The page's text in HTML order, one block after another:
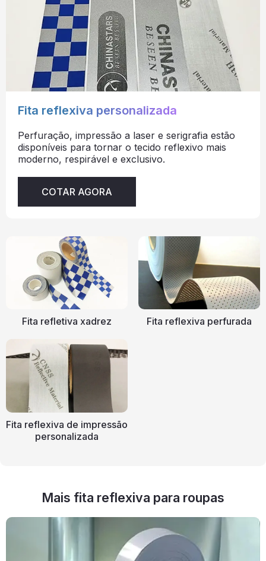
Fita reflexiva personalizada
Perfuração, impressão a laser e serigrafia estão
disponíveis para tornar o tecido reflexivo mais
moderno, respirável e exclusivo.
COTAR AGORA
Fita refletiva xadrez Fita reflexiva perfurada
Fita reflexiva de impressão
personalizada
Mais fita reflexiva para roupas